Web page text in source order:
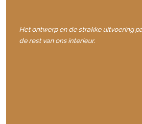
Het ontwerp en de strakke uitvoering
de rest van ons interieur.